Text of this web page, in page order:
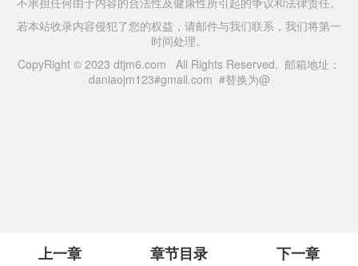
上一章 章节目录 下一章
若本站收录内容侵犯了您的权益，请邮件与我们联系，我们将第一
时间处理。
CopyRight © 2023 dtjm6.com All Rights Reserved. 邮箱地址：
daniaojm123#gmail.com #替换为@